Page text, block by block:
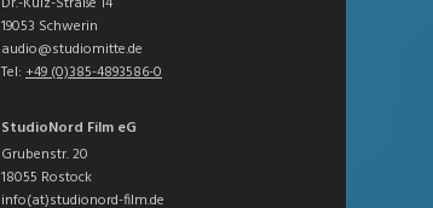
19053 Schwerin
audio@studiomitte.de
Tel: +49 (0)385-4893586-0
StudioNord Film eG
Grubenstr. 20
18055 Rostock
info(at)studionord-film.de